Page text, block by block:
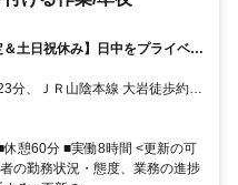
土日祝休み】日中をプライベー
を指定の板にはめるお仕事で
分、ＪＲ山陰本線 大岩徒歩約39
JR岩美駅】より車で1分
憩60分 ■実働8時間 <更新の可
の勤務状況・態度、業務の進捗